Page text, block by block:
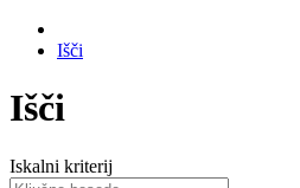
Išči
Išči
Iskalni kriterij